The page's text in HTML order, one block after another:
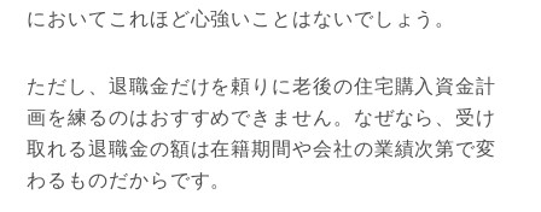
においてこれほど心強いことはないでしょう。
ただし、退職金だけを頼りに老後の住宅購入資金計
画を練るのはおすすめできません。なぜなら、受け
取れる退職金の額は在籍期間や会社の業績次第で変
わるものだからです。